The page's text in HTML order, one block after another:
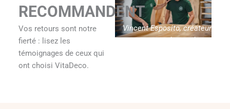
Vincent Esposito, créateur
RECOMMANDENT
Vos retours sont notre
fierté : lisez les
témoignages de ceux qui
ont choisi VitaDeco.